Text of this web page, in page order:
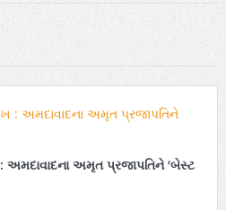
અમદાવાદના અમૃત પ્રજાપતિને ‘બેસ્ટ